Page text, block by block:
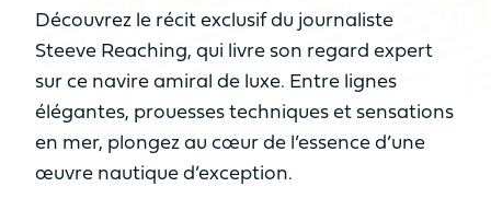
Découvrez le récit exclusif du journaliste
Steeve Reaching, qui livre son regard expert
sur ce navire amiral de luxe. Entre lignes
élégantes, prouesses techniques et sensations
en mer, plongez au cœur de l’essence d’une
œuvre nautique d’exception.
De 6 à 8
couchages
De 6 à 8
couchages
NOMBRE DE SALLES DE BAIN
De 2 à 4 sdb De 3 à 4 sdb